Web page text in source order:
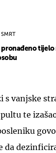
pronađeno
s vanjske
te
da